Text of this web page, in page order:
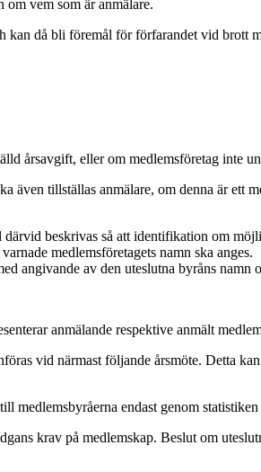
om vem som är anmälare.
då bli föremål för förfarandet vid brott
årsavgift, eller om medlemsföretag inte
även tillställas anmälare, om denna är ett
därvid beskrivas så att identifikation om
medlemsföretagets namn ska anges.
angivande av den uteslutna byråns namn
anmälande respektive anmält
vid närmast följande årsmöte. Detta
medlemsbyråerna endast genom
krav på medlemskap. Beslut om